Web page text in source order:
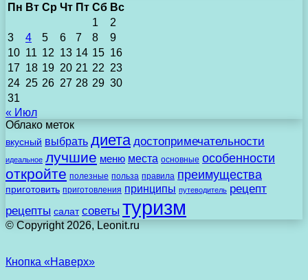
Пн Вт Ср Чт Пт Сб Вс
1
2
3
4 5 6 7 8
9
10 11 12 13 14 15 16
17 18 19 20 21 22 23
24 25 26 27 28 29 30
31
« Июл
Облако меток
вкусный выбрать диета достопримечательности
идеальное лучшие меню места основные особенности
откройте полезные польза правила преимущества
приготовить приготовления принципы путеводитель рецепт
рецепты салат советы туризм
© Copyright 2026, Leonit.ru
Кнопка «Наверх»